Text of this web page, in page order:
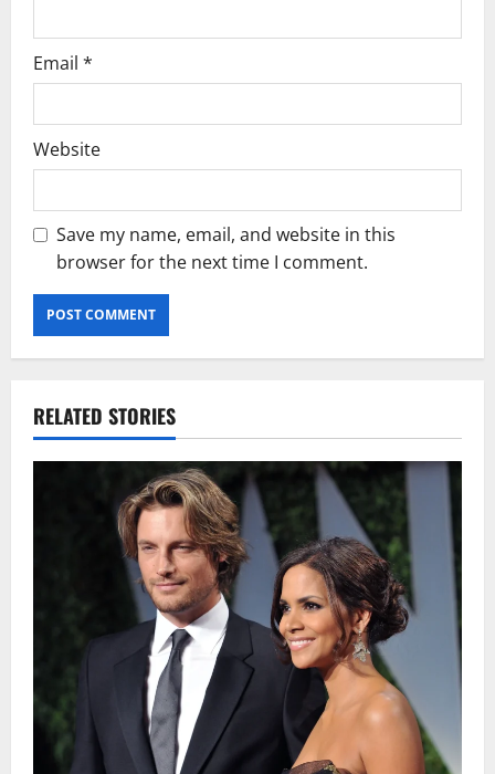
Email *
Website
Save my name, email, and website in this
browser for the next time I comment.
RELATED STORIES